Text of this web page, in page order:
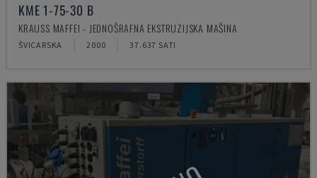
KME 1-75-30 B
KRAUSS MAFFEI - JEDNOŠRAFNA EKSTRUZIJSKA MAŠINA
ŠVICARSKA 2000 37.637 SATI